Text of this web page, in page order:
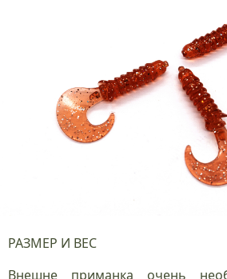
РАЗМЕР И ВЕС
Внешне приманка очень